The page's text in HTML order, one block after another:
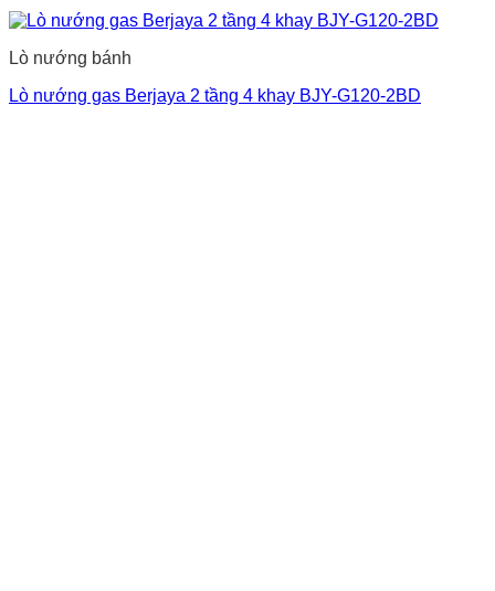
Lò nướng bánh
Lò nướng gas Berjaya 2 tầng 4 khay BJY-G120-2BD